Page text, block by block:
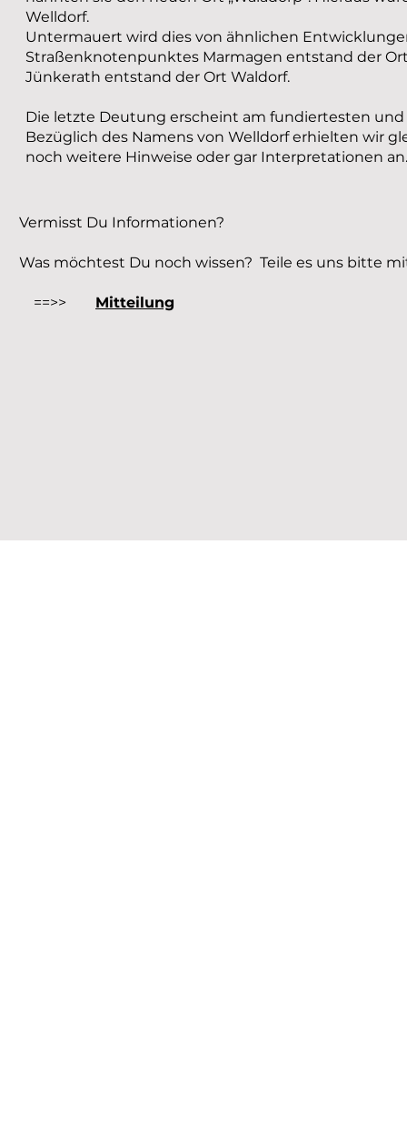
Welldorf.
Untermauert wird dies von ähnlichen
Straßenknotenpunktes Marmagen entstand der
Jünkerath entstand der Ort Waldorf.
Die letzte Deutung erscheint am fundiertesten
Bezüglich des Namens von Welldorf erhielten wir
noch weitere Hinweise oder gar Interpretationen
Vermisst Du Informationen?
Was möchtest Du noch wissen? Teile es uns bitte
==>> Mitteilung